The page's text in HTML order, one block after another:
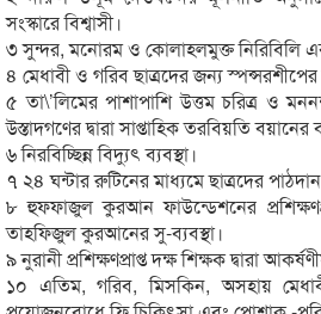
সংস্কারে বিশ্বাসী।
৩ সুন্দর, মনোরম ও কোলাহলমুক্ত নিরিবিলি
৪ মেধাবী ও গরিব ছাত্রদের জন্য স্পন্সরশীপের
৫ তা\’লিমের পাশাপাশি উত্তম চরিত্র ও
উস্তাদগণের দ্বারা সাপ্তাহিক তরবিয়তি বয়ানের
৬ নিরবিচ্ছিন্ন বিদ্যুৎ ব্যবস্থা।
৭ ২৪ ঘন্টার রুটিনের মাধ্যমে ছাত্রদের
৮ হুফফাজুল কুরআন ফাউন্ডেশনের
তাহফিজুল কুরআনের সু-ব্যবস্থা।
৯ নুরানী প্রশিক্ষণপ্রাপ্ত দক্ষ শিক্ষক দ্বারা
১০ এতিম, গরিব, মিসকিন, অসহায়